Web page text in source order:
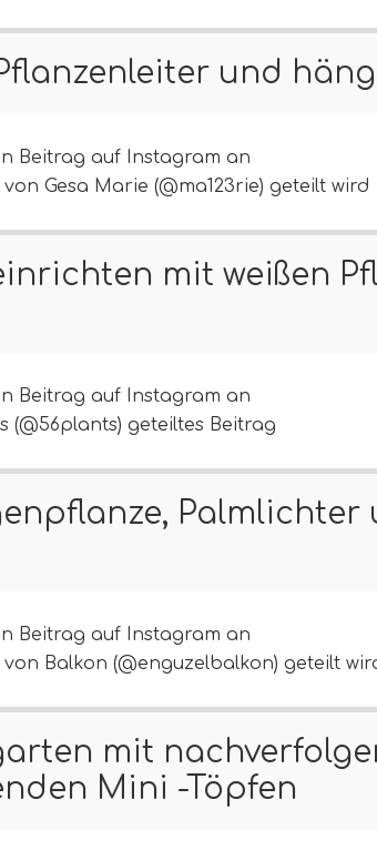
und
Beitrag auf Instagram an
Gesa Marie (@ma123rie) geteilt wird
mit weißen
Beitrag auf Instagram an
(@56plants) geteiltes Beitrag
Beitrag auf Instagram an
Balkon (@enguzelbalkon) geteilt
mit
Mini -Töpfen